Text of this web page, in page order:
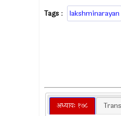
Tags : lakshminarayan
अध्यायः १७८